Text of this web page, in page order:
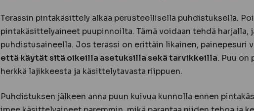
Terassin pintakäsittely alkaa perusteellisella puhdistuksella.
pintakäsittelyaineet puupinnoilta. Tämä voidaan tehdä harjalla,
puhdistusaineella. Jos terassi on erittäin likainen, painepesuri
että käytät sitä oikeilla asetuksilla sekä tarvikkeilla. Puu on
herkkä lajikkeesta ja käsittelytavasta riippuen.
Puhdistuksen jälkeen anna puun kuivua kunnolla ennen